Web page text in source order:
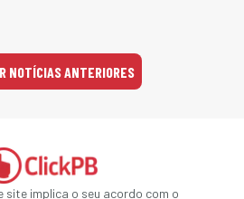
NOTÍCIAS ANTERIORES
site implica o seu acordo com o